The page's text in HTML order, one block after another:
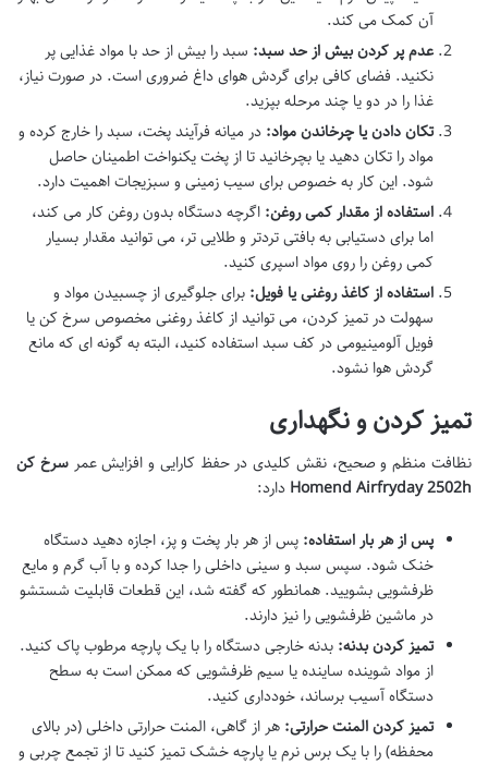
آن کمک می کند.
عدم پر کردن بیش از حد سبد: سبد را بیش از حد با مواد غذایی پر
نکنید. فضای کافی برای گردش هوای داغ ضروری است. در صورت نیاز،
غذا را در دو یا چند مرحله بپزید.
تکان دادن یا چرخاندن مواد: در میانه فرآیند پخت، سبد را خارج کرده و
مواد را تکان دهید یا بچرخانید تا از پخت یکنواخت اطمینان حاصل
شود. این کار به خصوص برای سیب زمینی و سبزیجات اهمیت دارد.
استفاده از مقدار کمی روغن: اگرچه دستگاه بدون روغن کار می کند،
اما برای دستیابی به بافتی تردتر و طلایی تر، می توانید مقدار بسیار
کمی روغن را روی مواد اسپری کنید.
استفاده از کاغذ روغنی یا فویل: برای جلوگیری از چسبیدن مواد و
سهولت در تمیز کردن، می توانید از کاغذ روغنی مخصوص سرخ کن یا
فویل آلومینیومی در کف سبد استفاده کنید، البته به گونه ای که مانع
گردش هوا نشود.
تمیز کردن و نگهداری
نظافت منظم و صحیح، نقش کلیدی در حفظ کارایی و افزایش عمرسرخ کن
Homend Airfryday 2502h دارد:
پس از هر بار استفاده: پس از هر بار پخت و پز، اجازه دهید دستگاه
خنک شود. سپس سبد و سینی داخلی را جدا کرده و با آب گرم و مایع
ظرفشویی بشویید. همانطور که گفته شد، این قطعات قابلیت شستشو
در ماشین ظرفشویی را نیز دارند.
تمیز کردن بدنه: بدنه خارجی دستگاه را با یک پارچه مرطوب پاک کنید.
از مواد شوینده ساینده یا سیم ظرفشویی که ممکن است به سطح
دستگاه آسیب برساند، خودداری کنید.
تمیز کردن المنت حرارتی: هر از گاهی، المنت حرارتی داخلی (در بالای
محفظه) را با یک برس نرم یا پارچه خشک تمیز کنید تا از تجمع چربی و